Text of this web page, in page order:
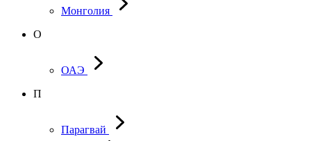
Монголия
О
ОАЭ
П
Парагвай